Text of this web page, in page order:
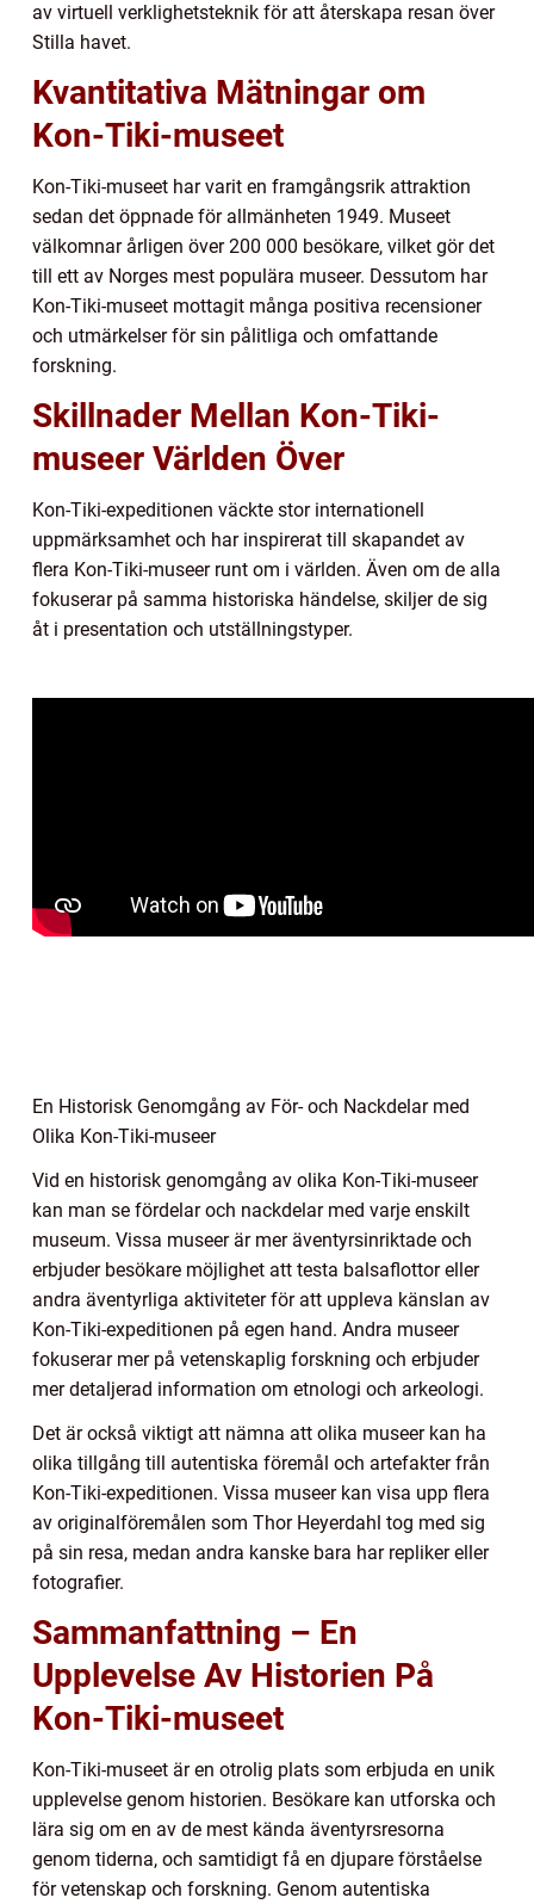
av virtuell verklighetsteknik för att återskapa resan över
Stilla havet.
Kvantitativa Mätningar om
Kon-Tiki-museet
Kon-Tiki-museet har varit en framgångsrik attraktion
sedan det öppnade för allmänheten 1949. Museet
välkomnar årligen över 200 000 besökare, vilket gör det
till ett av Norges mest populära museer. Dessutom har
Kon-Tiki-museet mottagit många positiva recensioner
och utmärkelser för sin pålitliga och omfattande
forskning.
Skillnader Mellan Kon-Tiki-
museer Världen Över
Kon-Tiki-expeditionen väckte stor internationell
uppmärksamhet och har inspirerat till skapandet av
flera Kon-Tiki-museer runt om i världen. Även om de alla
fokuserar på samma historiska händelse, skiljer de sig
åt i presentation och utställningstyper.
En Historisk Genomgång av För- och Nackdelar med
Olika Kon-Tiki-museer
Vid en historisk genomgång av olika Kon-Tiki-museer
kan man se fördelar och nackdelar med varje enskilt
museum. Vissa museer är mer äventyrsinriktade och
erbjuder besökare möjlighet att testa balsaflottor eller
andra äventyrliga aktiviteter för att uppleva känslan av
Kon-Tiki-expeditionen på egen hand. Andra museer
fokuserar mer på vetenskaplig forskning och erbjuder
mer detaljerad information om etnologi och arkeologi.
Det är också viktigt att nämna att olika museer kan ha
olika tillgång till autentiska föremål och artefakter från
Kon-Tiki-expeditionen. Vissa museer kan visa upp flera
av originalföremålen som Thor Heyerdahl tog med sig
på sin resa, medan andra kanske bara har repliker eller
fotografier.
Sammanfattning – En
Upplevelse Av Historien På
Kon-Tiki-museet
Kon-Tiki-museet är en otrolig plats som erbjuda en unik
upplevelse genom historien. Besökare kan utforska och
lära sig om en av de mest kända äventyrsresorna
genom tiderna, och samtidigt få en djupare förståelse
för vetenskap och forskning. Genom autentiska